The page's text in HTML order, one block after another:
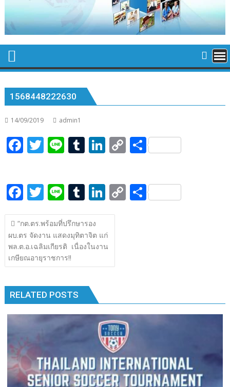
1568448222630
14/09/2019 admin1
F
b
o
o
k
T
er
Li T
bl
r
Li
e
dI
n
C
y
S
e
F
ac
e
b
o
o
k
T
w
itt
er
Li
n
e
T
u
m
bl
Li
n
e
n
C S
แนะแนว
เรื่อง
“กต.ตร.พร้อมที่ปรึกษา​รอง​
ผบ.ตร​ จัดงาน แสดงมุทิตาจิต​ แก่
พล.ต.อ.เฉลิมเกียรติ​ เนื่องในงาน
เกษียณอายุราชการ!!
RELATED POSTS